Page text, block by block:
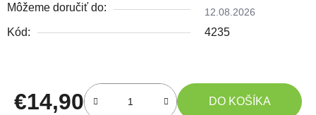
Môžeme doručiť do: 12.08.2026
Kód: 4235
€14,90 DO KOŠÍKA